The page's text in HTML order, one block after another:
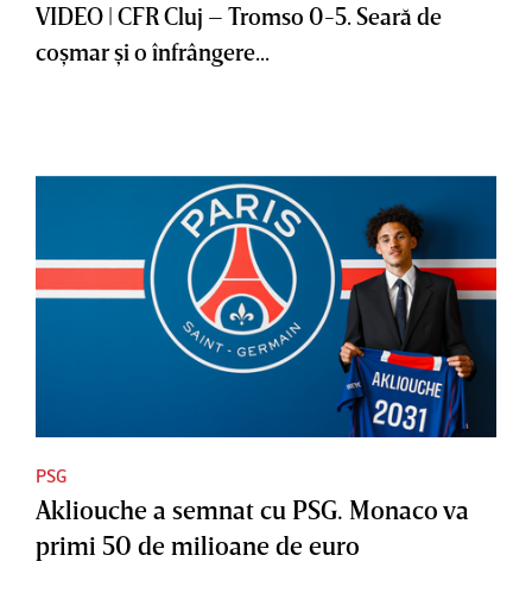
VIDEO | CFR Cluj – Tromso 0-5. Seară de
coşmar şi o înfrângere...
PSG
Akliouche a semnat cu PSG. Monaco va
primi 50 de milioane de euro